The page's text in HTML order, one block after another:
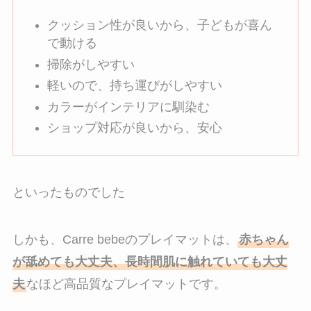
クッション性が良いから、子どもが喜ん
で動ける
掃除がしやすい
軽いので、持ち運びがしやすい
カラーがインテリアに馴染む
ショップ対応が良いから、安心
といったものでした
しかも、Carre bebeのプレイマットは、 赤ちゃん
が舐めても大丈夫、長時間肌に触れていても大丈
夫なほど高品質なプレイマットです。